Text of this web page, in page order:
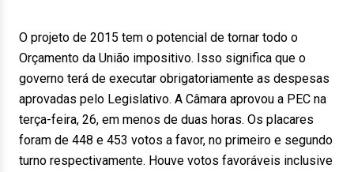
O projeto de 2015 tem o potencial de tornar todo o
Orçamento da União impositivo. Isso significa que o
governo terá de executar obrigatoriamente as despesas
aprovadas pelo Legislativo. A Câmara aprovou a PEC na
terça-feira, 26, em menos de duas horas. Os placares
foram de 448 e 453 votos a favor, no primeiro e segundo
turno respectivamente. Houve votos favoráveis inclusive